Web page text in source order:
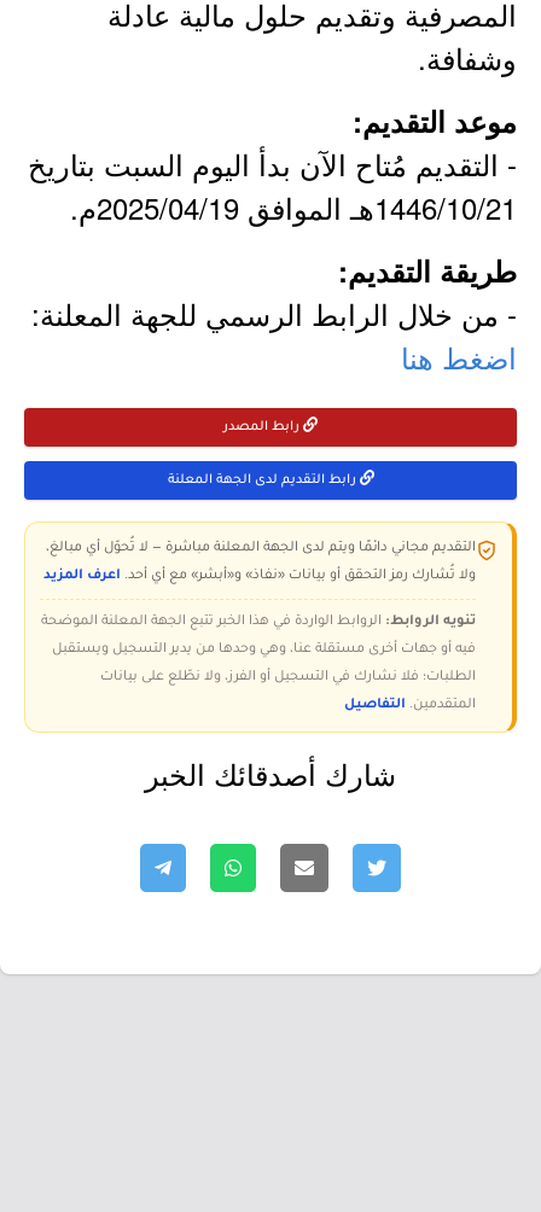
المصرفية وتقديم حلول مالية عادلة
وشفافة.
موعد التقديم:
- التقديم مُتاح الآن بدأ اليوم السبت بتاريخ
1446/10/21هـ الموافق 2025/04/19م.
طريقة التقديم:
- من خلال الرابط الرسمي للجهة المعلنة:
اضغط هنا
رابط المصدر
رابط التقديم لدى الجهة المعلنة
التقديم مجاني دائمًا ويتم لدى الجهة المعلنة مباشرة — لا تُحوّل أي مبالغ،
ولا تُشارك رمز التحقق أو بيانات «نفاذ» و«أبشر» مع أي أحد. اعرف المزيد
تنويه الروابط: الروابط الواردة في هذا الخبر تتبع الجهة المعلنة الموضحة
فيه أو جهات أخرى مستقلة عنا، وهي وحدها من يدير التسجيل ويستقبل
الطلبات؛ فلا نشارك في التسجيل أو الفرز، ولا نطّلع على بيانات
المتقدمين. التفاصيل
شارك أصدقائك الخبر